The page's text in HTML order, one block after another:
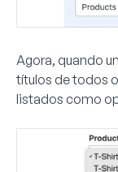
Agora, quando
títulos de todos
listados como